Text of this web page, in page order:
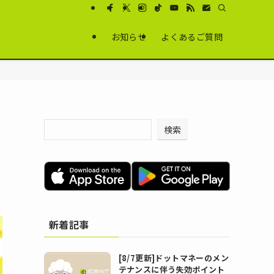
お知らせ よくあるご質問
検索
新着記事
[8/7更新]ドットマネーのメン
テナンスに伴う失効ポイント